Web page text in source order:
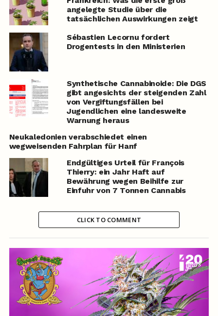
angelegte Studie über die
tatsächlichen Auswirkungen zeigt
Sébastien Lecornu fordert
Drogentests in den Ministerien
Synthetische Cannabinoide: Die DGS
gibt angesichts der steigenden Zahl
von Vergiftungsfällen bei
Jugendlichen eine landesweite
Warnung heraus
Neukaledonien verabschiedet einen
wegweisenden Fahrplan für Hanf
Endgültiges Urteil für François
Thierry: ein Jahr Haft auf
Bewährung wegen Beihilfe zur
Einfuhr von 7 Tonnen Cannabis
CLICK TO COMMENT